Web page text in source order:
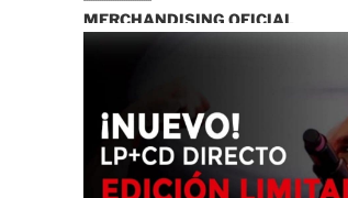
MERCHANDISING OFICIAL